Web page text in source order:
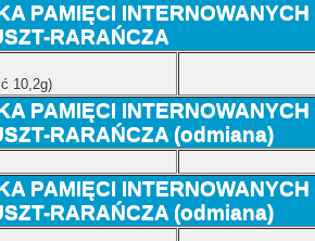
PAMIĘCI
RARAŃCZA
10,2g)
PAMIĘCI
RARAŃCZA (odmiana)
PAMIĘCI
RARAŃCZA (odmiana)